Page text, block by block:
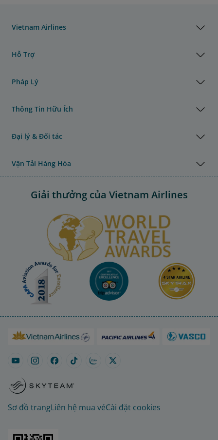
Vietnam Airlines
Hỗ Trợ
Pháp Lý
Thông Tin Hữu Ích
Đại lý & Đối tác
Vận Tải Hàng Hóa
Giải thưởng của Vietnam Airlines
Sơ đồ trangLiên hệ mua véCài đặt cookies